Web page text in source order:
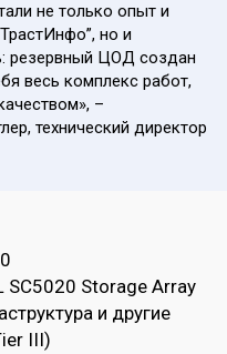
не только опыт и
но и
резервный ЦОД создан
весь комплекс работ,
–
технический директор
SC5020 Storage Array
и другие
III)